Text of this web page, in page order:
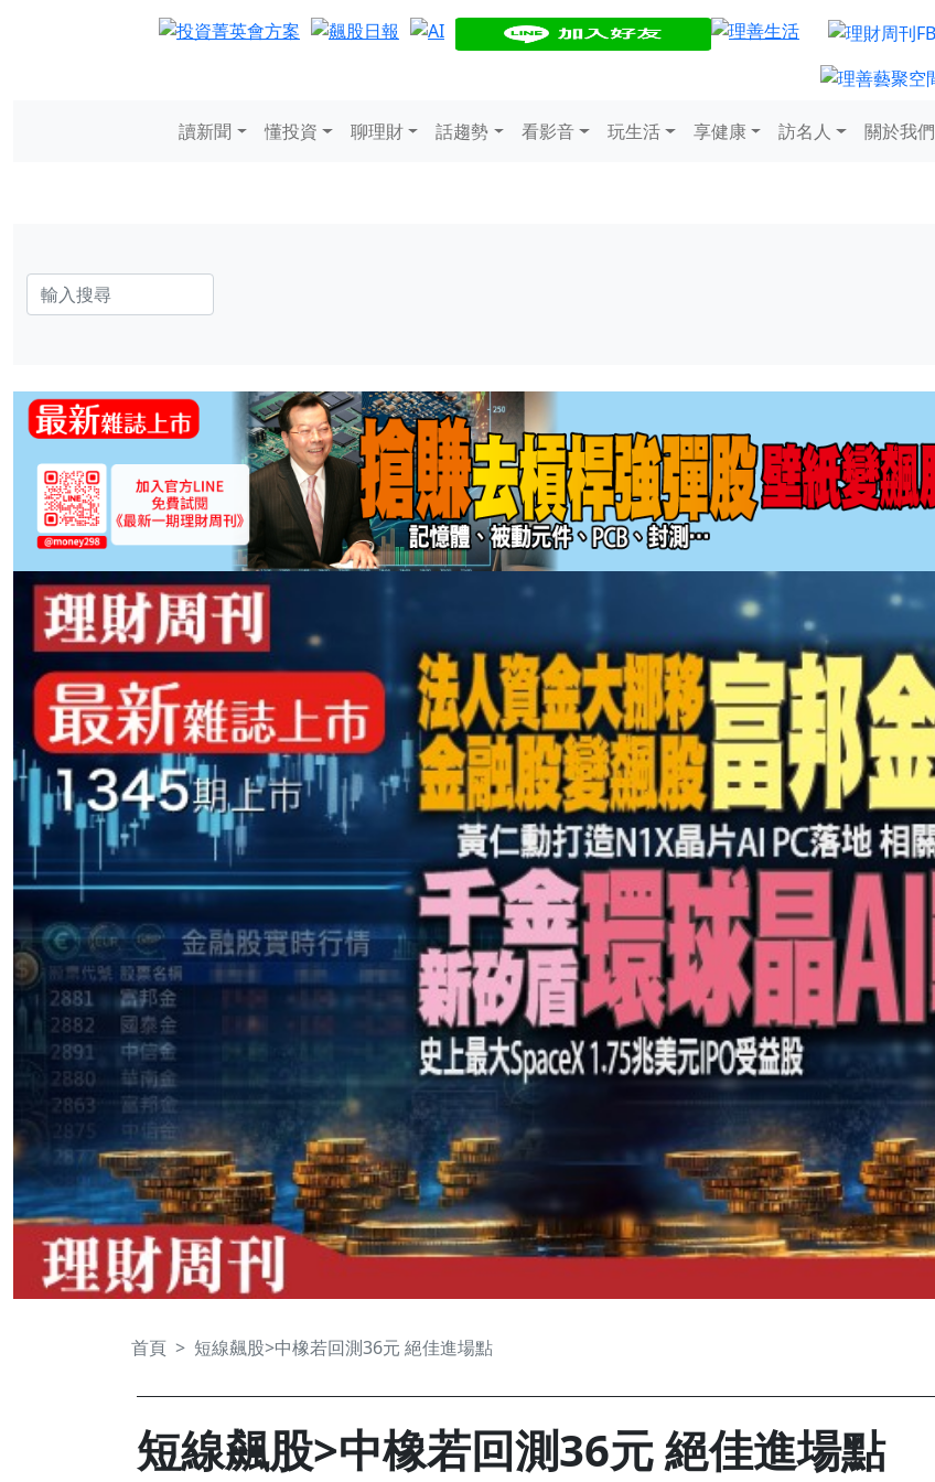
讀新聞 懂投資 聊理財 話趨勢 看影音 玩生活 享健康 訪名人 關於我們
首頁 短線飆股>中橡若回測36元 絕佳進場點
短線飆股>中橡若回測36元 絕佳進場點